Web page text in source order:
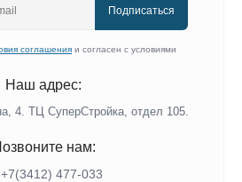
Подписаться
соглашения и согласен с условиями
Наш адрес:
4. ТЦ СуперСтройка, отдел 105.
нам:
+7(3412) 477-033